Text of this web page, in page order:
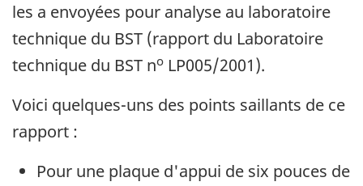
les a envoyées pour analyse au laboratoire
technique du BST (rapport du Laboratoire
technique du BST no LP005/2001).
Voici quelques-uns des points saillants de ce
rapport :
Pour une plaque d'appui de six pouces de